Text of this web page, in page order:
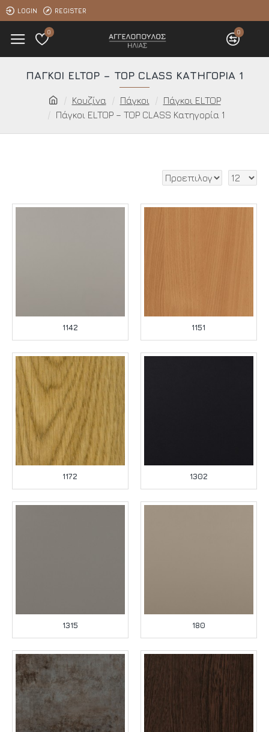
LOGIN REGISTER
0 0
Κουζίνα Πάγκοι
Πάγκοι ELTOP
Πάγκοι ELTOP – TOP CLASS Κατηγορία 1
ΠΆΓΚΟΙ ELTOP – TOP CLASS ΚΑΤΗΓΟΡΊΑ 1
1142 1151
1172 1302
1315 180